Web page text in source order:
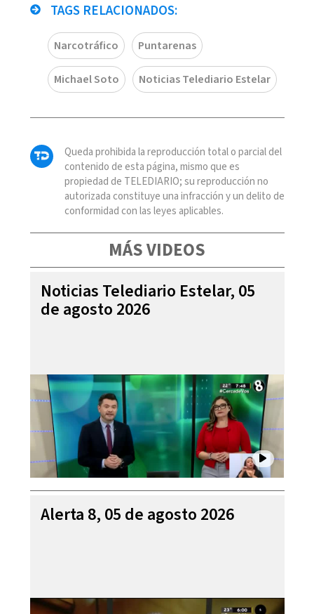
TAGS RELACIONADOS:
Narcotráfico Puntarenas
Michael Soto Noticias Telediario Estelar
Queda prohibida la reproducción total o parcial del
contenido de esta página, mismo que es
propiedad de TELEDIARIO; su reproducción no
autorizada constituye una infracción y un delito de
conformidad con las leyes aplicables.
MÁS VIDEOS
Noticias Telediario Estelar, 05
de agosto 2026
Alerta 8, 05 de agosto 2026